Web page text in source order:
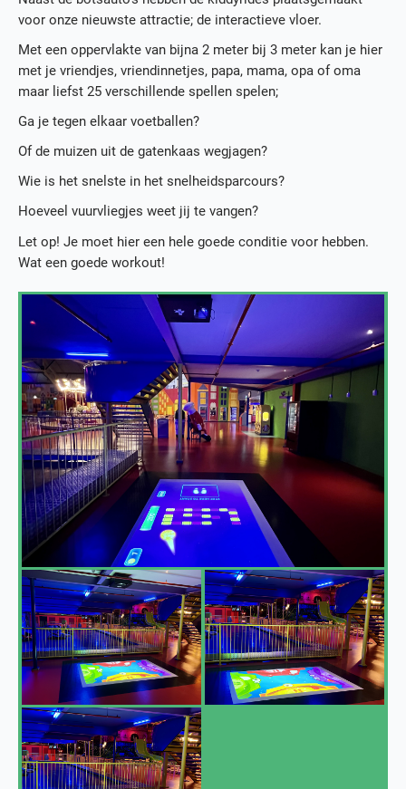
Actueel
Contact
Werken bij KidZcity
Stage bij KidZcity
Actie
voor onze nieuwste attractie; de interactieve vloer.
Met een oppervlakte van bijna 2 meter bij 3 meter kan je hier
met je vriendjes, vriendinnetjes, papa, mama, opa of oma
maar liefst 25 verschillende spellen spelen;
Ga je tegen elkaar voetballen?
Of de muizen uit de gatenkaas wegjagen?
Wie is het snelste in het snelheidsparcours?
Hoeveel vuurvliegjes weet jij te vangen?
Let op! Je moet hier een hele goede conditie voor hebben.
Wat een goede workout!